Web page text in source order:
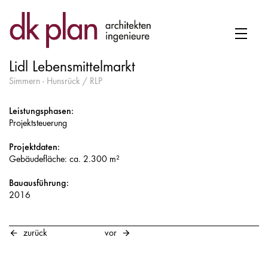
Lidl Lebensmittelmarkt
Simmern - Hunsrück / RLP
Leistungsphasen:
Projektsteuerung
Projektdaten:
Gebäudefläche: ca. 2.300 m²
Bauausführung:
2016
zurück vor